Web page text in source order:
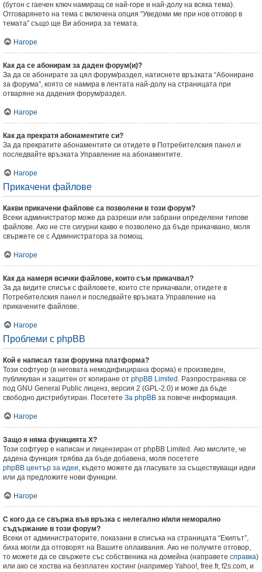
(бутон с гаечен ключ намиращ се най-горе и най-долу на всяка тема).
Отговарянето на тема с включена опция “Уведоми ме при нов отговор в
темата” също ще Ви абонира за темата.
Нагоре
Как да се абонирам за даден форум(и)?
За да се абонирате за цял форум/раздел, натиснете връзката “Абониране
за форума”, която се намира в лентата най-долу на страницата при
отваряне на дадения форум/раздел.
Нагоре
Как да прекратя абонаментите си?
За да прекратите абонаментите си отидете в Потребителския панел и
последвайте връзката Управление на абонаментите.
Нагоре
Прикачени файлове
Какви прикачени файлове са позволени в този форум?
Всеки администратор може да разреши или забрани определени типове
файлове. Ако не сте сигурни какво е позволено да бъде прикачвано, моля
свържете се с Администратора за помощ.
Нагоре
Как да намеря всички файлове, които съм прикачвал?
За да видите списък с файловете, които сте прикачвали, отидете в
Потребителския панел и последвайте връзката Управление на
прикачените файлове.
Нагоре
Проблеми с phpBB
Кой е написал тази форумна платформа?
Този софтуер (в неговата немодифицирана форма) е произведен,
публикуван и защитен от копиране от phpBB Limited . Разпространява се
под GNU General Public лиценз, версия 2 (GPL-2.0) и може да бъде
свободно дистрибутиран. Посетете За phpBB за повече информация.
Нагоре
Защо я няма функцията X?
Този софтуер е написан и лицензиран от phpBB Limited. Ако мислите, че
дадена функция трябва да бъде добавена, моля посетете
phpBB център за идеи, където можете да гласувате за съществуващи идеи
или да предложите нови функции.
Нагоре
С кого да се свържа във връзка с нелегално и/или неморално
съдържание в този форум?
Всеки от администраторите, показани в списъка на страницата “Екипът”,
биха могли да отговорят на Вашите оплаквания. Ако не получите отговор,
то можете да се свържете със собственика на домейна (направете справка)
или ако се хоства на безплатен хостинг (например Yahoo!, free.fr, f2s.com, и